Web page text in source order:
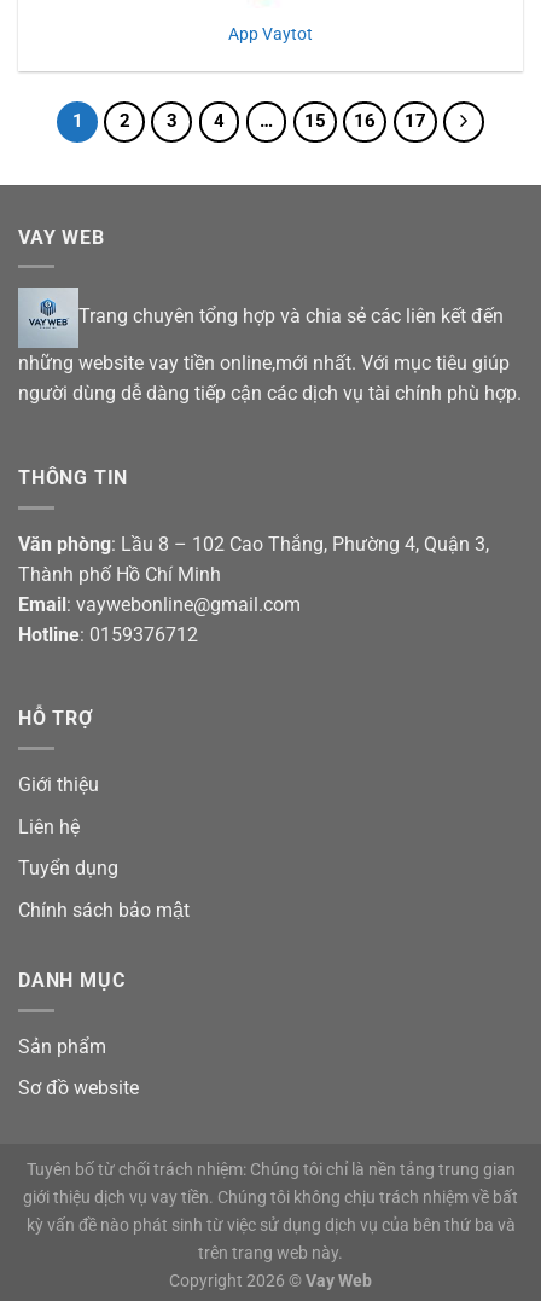
App Vaytot
1 2 3 4 … 15 16 17
VAY WEB
Trang chuyên tổng hợp và chia sẻ các liên kết đến
những website vay tiền online,mới nhất. Với mục tiêu giúp
người dùng dễ dàng tiếp cận các dịch vụ tài chính phù hợp.
THÔNG TIN
Văn phòng: Lầu 8 – 102 Cao Thắng, Phường 4, Quận 3,
Thành phố Hồ Chí Minh
Email: vaywebonline@gmail.com
Hotline: 0159376712
HỖ TRỢ
Giới thiệu
Liên hệ
Tuyển dụng
Chính sách bảo mật
DANH MỤC
Sản phẩm
Sơ đồ website
Tuyên bố từ chối trách nhiệm: Chúng tôi chỉ là nền tảng trung gian
giới thiệu dịch vụ vay tiền. Chúng tôi không chịu trách nhiệm về bất
kỳ vấn đề nào phát sinh từ việc sử dụng dịch vụ của bên thứ ba và
trên trang web này.
Copyright 2026 © Vay Web